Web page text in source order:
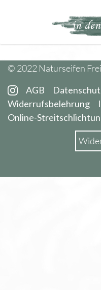
in
© 2022 Naturseifen
AGB
Widerrufsbelehrung
Online-